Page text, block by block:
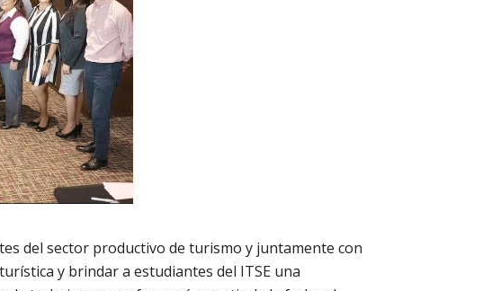
del sector productivo de turismo y juntamente con
y brindar a estudiantes del ITSE una